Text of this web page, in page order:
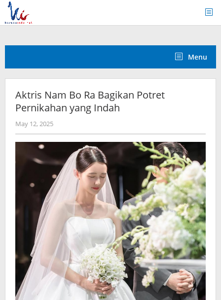
Skip
content
Menu
Aktris Nam Bo Ra Bagikan Potret
Pernikahan yang Indah
May 12, 2025by
wndwnrt